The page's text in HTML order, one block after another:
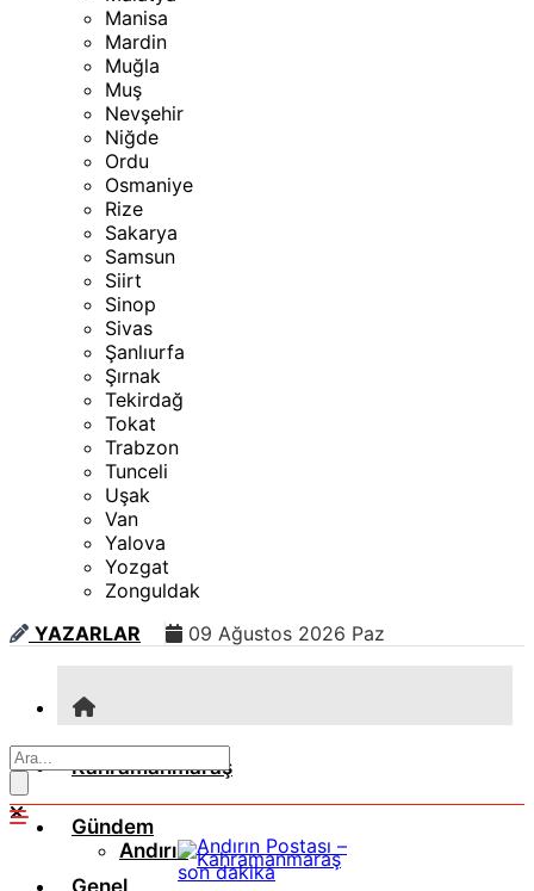
Manisa
Mardin
Muğla
Muş
Nevşehir
Niğde
Ordu
Osmaniye
Rize
Sakarya
Samsun
Siirt
Sinop
Sivas
Şanlıurfa
Şırnak
Tekirdağ
Tokat
Trabzon
Tunceli
Uşak
Van
Yalova
Yozgat
Zonguldak
YAZARLAR
09 Ağustos 2026 Paz
Kahramanmaraş
Andırın
Gündem
Genel